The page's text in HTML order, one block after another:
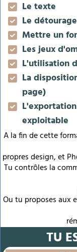
Le texte
Le détourage
Mettre un
Les jeux
L'utilisation
La
page)
exploitable
A la fin de cette
propres design, et
Tu contrôles la
Ou tu proposes aux
TU